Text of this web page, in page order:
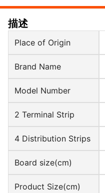
描述
Place of Origin
Brand Name
Model Number
2 Terminal Strip
4 Distribution Strips
Board size(cm)
Product Size(cm)